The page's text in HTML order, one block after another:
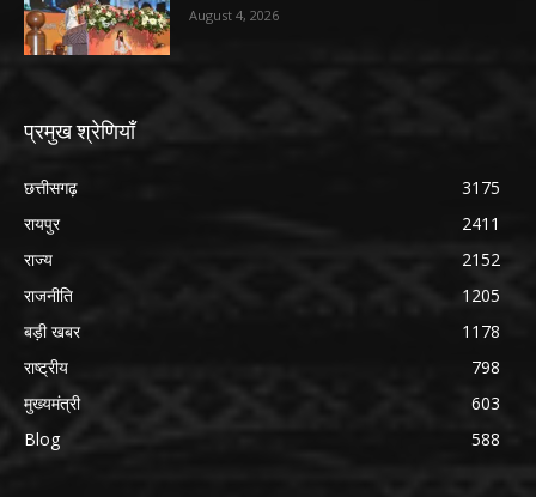
August 4, 2026
प्रमुख श्रेणियाँ
छत्तीसगढ़
3175
रायपुर
2411
राज्य
2152
राजनीति
1205
बड़ी खबर
1178
राष्ट्रीय
798
मुख्यमंत्री
603
Blog
588